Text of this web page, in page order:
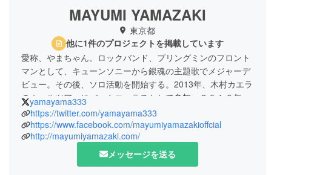
MAYUMI YAMAZAKI
東京都
他に1件のプロジェクトを掲載しています
愛称、やまちゃん。ロックバンド、プリングミンのフロント
マンとして、キューンソニーから銀魂の主題歌でメジャーデ
ビュー。その後、ソロ活動を開始する。2013年、木村カエラ
のホールツアーにバックコーラスとして参加。２０１６年、
病気療養のため活動休止。２１０７年、復活！！！！！
yamayama333
https://twitter.com/yamayama333
https://www.facebook.com/mayumiyamazakioffcial
http://mayumiyamazaki.com/
メッセージを送る